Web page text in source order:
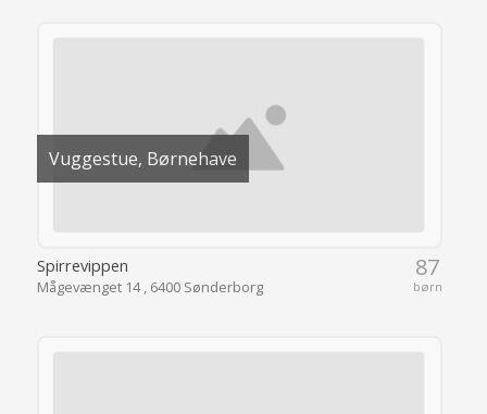
Vuggestue, Børnehave
87
børn
Spirrevippen
Mågevænget 14 , 6400 Sønderborg